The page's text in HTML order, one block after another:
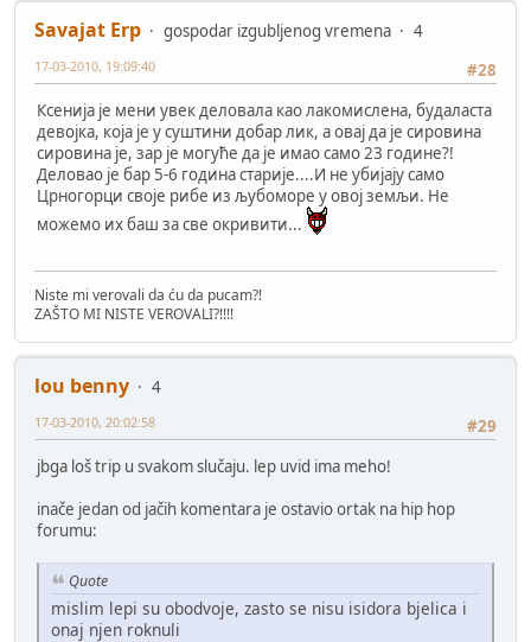
Savajat Erp gospodar izgubljenog vremena
4
#28
17-03-2010, 19:09:40
Ксенија је мени увек деловала као лакомислена, будаласта
девојка, која је у суштини добар лик, а овај да је сировина
сировина је, зар је могуће да је имао само 23 године?!
Деловао је бар 5-6 година старије....И не убијају само
Црногорци своје рибе из љубоморе у овој земљи. Не
можемо их баш за све окривити...
Niste mi verovali da ću da pucam?!
ZAŠTO MI NISTE VEROVALI?!!!!
lou benny
4
#29
17-03-2010, 20:02:58
jbga loš trip u svakom slučaju. lep uvid ima meho!
inače jedan od jačih komentara je ostavio ortak na hip hop
forumu:
Quote
mislim lepi su obodvoje, zasto se nisu isidora bjelica i
onaj njen roknuli